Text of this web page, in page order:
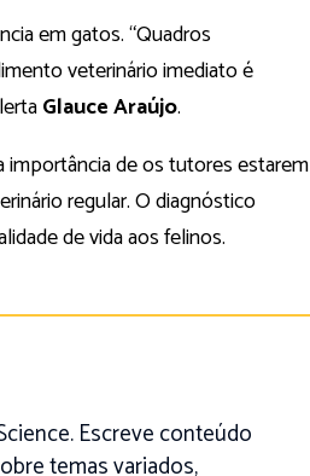
em gatos. “Quadros
veterinário imediato é
Glauce Araújo.
importância de os tutores estarem
regular. O diagnóstico
de vida aos felinos.
Escreve conteúdo
temas variados,